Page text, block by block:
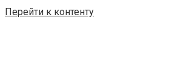
Перейти к контенту